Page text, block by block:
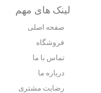
لینک های مهم
صفحه اصلی
فروشگاه
تماس با ما
درباره ما
رضایت مشتری